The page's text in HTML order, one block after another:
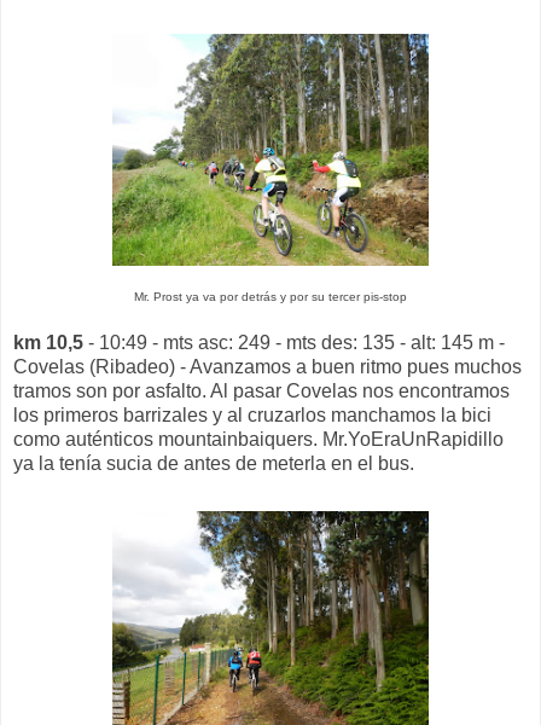
Mr. Prost ya va por detrás y por su tercer pis-stop
km 10,5 - 10:49 - mts asc: 249 - mts des: 135 - alt: 145 m -
Covelas (Ribadeo) - Avanzamos a buen ritmo pues muchos
tramos son por asfalto. Al pasar Covelas nos encontramos
los primeros barrizales y al cruzarlos manchamos la bici
como auténticos mountainbaiquers. Mr.YoEraUnRapidillo
ya la tenía sucia de antes de meterla en el bus.